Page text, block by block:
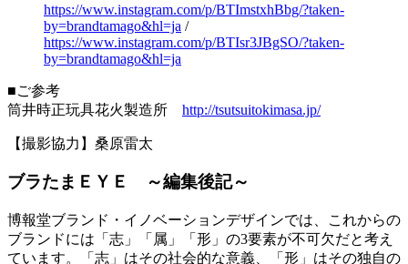
https://www.instagram.com/p/BTImstxhBbg/?taken-
by=brandtamago&hl=ja /
https://www.instagram.com/p/BTIsr3JBgSO/?taken-
by=brandtamago&hl=ja
■ご参考
筒井時正玩具花火製造所 http://tsutsuitokimasa.jp/
【撮影協力】桑原雷太
ブラたまＥＹＥ ～編集後記～
博報堂ブランド・イノベーションデザインでは、これからの
ブランドには「志」「属」「形」の3要素が不可欠だと考え
ています。「志」はその社会的な意義、「形」はその独自の